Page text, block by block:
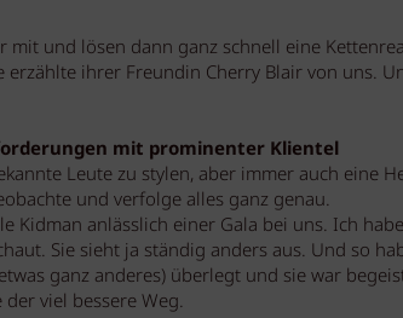
mit und lösen dann ganz schnell eine
erzählte ihrer Freundin Cherry Blair von uns.
mit prominenter Klientel
Leute zu stylen, aber immer auch eine
und verfolge alles ganz genau.
Kidman anlässlich einer Gala bei uns. Ich
Sie sieht ja ständig anders aus. Und so
ganz anderes) überlegt und sie war
viel bessere Weg.